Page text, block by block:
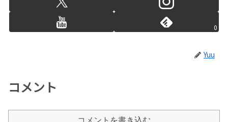
0
Yuu
コメント
コメントを書き込む